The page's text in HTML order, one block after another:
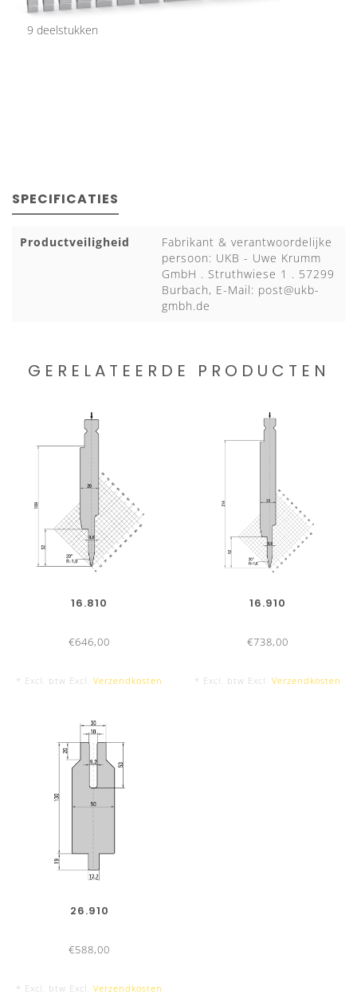
9 deelstukken
SPECIFICATIES
Productveiligheid
Fabrikant & verantwoordelijke
persoon: UKB - Uwe Krumm
GmbH . Struthwiese 1 . 57299
Burbach, E-Mail: post@ukb-
gmbh.de
GERELATEERDE PRODUCTEN
16.810
€646,00
* Excl. btw Excl. Verzendkosten
16.910
€738,00
* Excl. btw Excl. Verzendkosten
26.910
€588,00
* Excl. btw Excl. Verzendkosten